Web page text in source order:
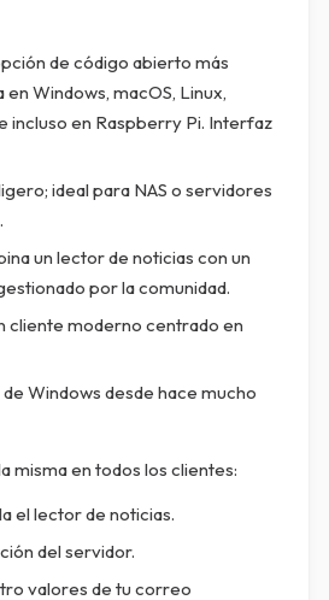
de código abierto más
Windows, macOS, Linux,
incluso en Raspberry Pi. Interfaz
ideal para NAS o servidores
un lector de noticias con un
por la comunidad.
cliente moderno centrado en
Windows desde hace mucho
misma en todos los clientes:
el lector de noticias.
del servidor.
valores de tu correo